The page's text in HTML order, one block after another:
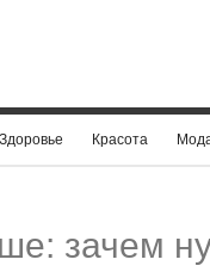
Здоровье Красота
зачем